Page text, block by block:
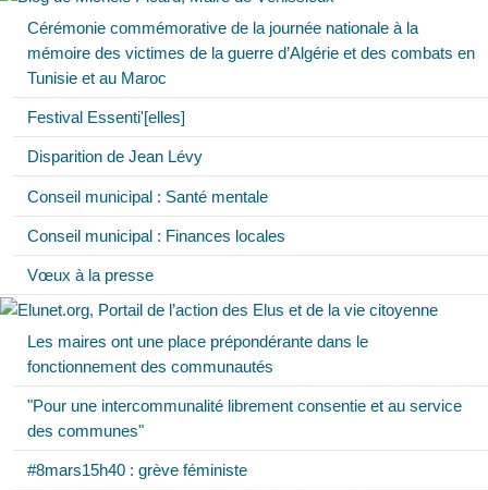
Cérémonie commémorative de la journée nationale à la
mémoire des victimes de la guerre d’Algérie et des combats en
Tunisie et au Maroc
Festival Essenti'[elles]
Disparition de Jean Lévy
Conseil municipal : Santé mentale
Conseil municipal : Finances locales
Vœux à la presse
Les maires ont une place prépondérante dans le
fonctionnement des communautés
"Pour une intercommunalité librement consentie et au service
des communes"
#8mars15h40 : grève féministe